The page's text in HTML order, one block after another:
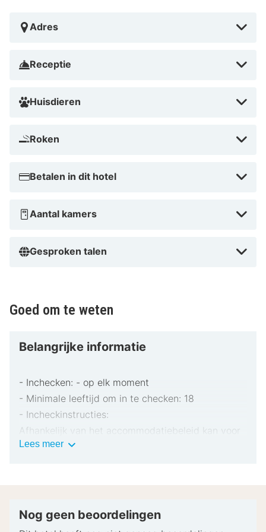
Garching bevind je je op 10 min. rijden van Allianz
Arena en Englischer Garten. Dit hotel ligt op 13,1 km
Adres
Receptie
Huisdieren
Roken
Betalen in dit hotel
Aantal kamers
Gesproken talen
Goed om te weten
Belangrijke informatie
- Inchecken: - op elk moment
- Minimale leeftijd om in te checken: 18
- Incheckinstructies:
Afhankelijk van het accommodatiebeleid kan voor
extra personen een toeslag in rekening worden
pinpas of borgsom in contanten te verstrekken
Lees meerBelangrijke
Nog geen beoordelingen